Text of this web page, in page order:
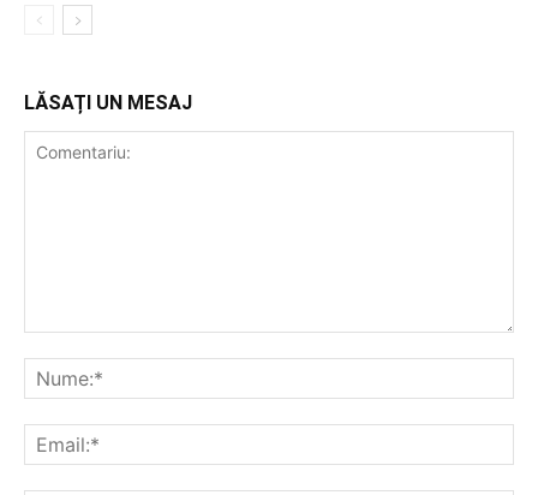
LĂSAȚI UN MESAJ